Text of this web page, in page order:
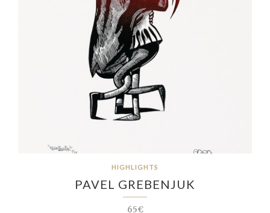
HIGHLIGHTS
PAVEL GREBENJUK
65€